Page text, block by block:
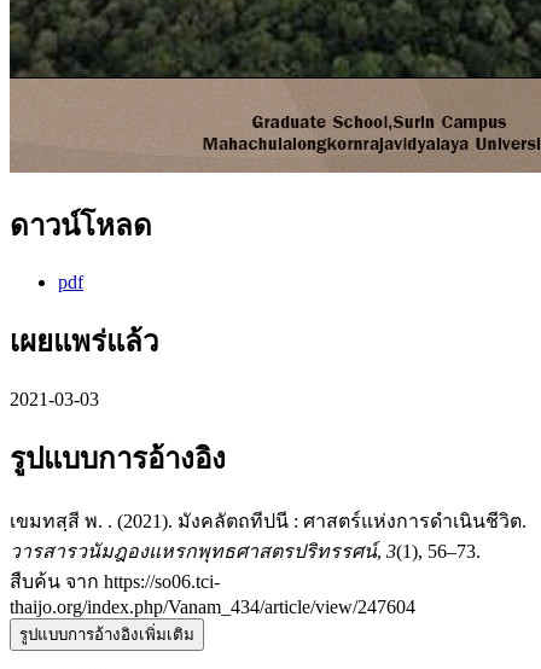
ดาวน์โหลด
pdf
เผยแพร่แล้ว
2021-03-03
รูปแบบการอ้างอิง
เขมทสฺสี พ. . (2021). มังคลัตถทีปนี : ศาสตร์แห่งการดำเนินชีวิต.
วารสารวนัมฎองแหรกพุทธศาสตรปริทรรศน์, 3(1), 56–73.
สืบค้น จาก https://so06.tci-
thaijo.org/index.php/Vanam_434/article/view/247604
รูปแบบการอ้างอิงเพิ่มเติม